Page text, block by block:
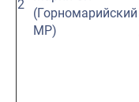
2
(Горномарийский
МР)